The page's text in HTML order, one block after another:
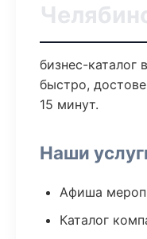
бизнес-каталог
быстро,
15 минут.
Наши
Афиша
Каталог